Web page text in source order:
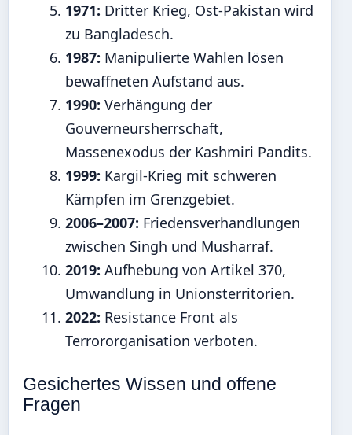
1971: Dritter Krieg, Ost-Pakistan wird
zu Bangladesch.
1987: Manipulierte Wahlen lösen
bewaffneten Aufstand aus.
1990: Verhängung der
Gouverneursherrschaft,
Massenexodus der Kashmiri Pandits.
1999: Kargil-Krieg mit schweren
Kämpfen im Grenzgebiet.
2006–2007: Friedensverhandlungen
zwischen Singh und Musharraf.
2019: Aufhebung von Artikel 370,
Umwandlung in Unionsterritorien.
2022: Resistance Front als
Terrororganisation verboten.
Gesichertes Wissen und offene
Fragen